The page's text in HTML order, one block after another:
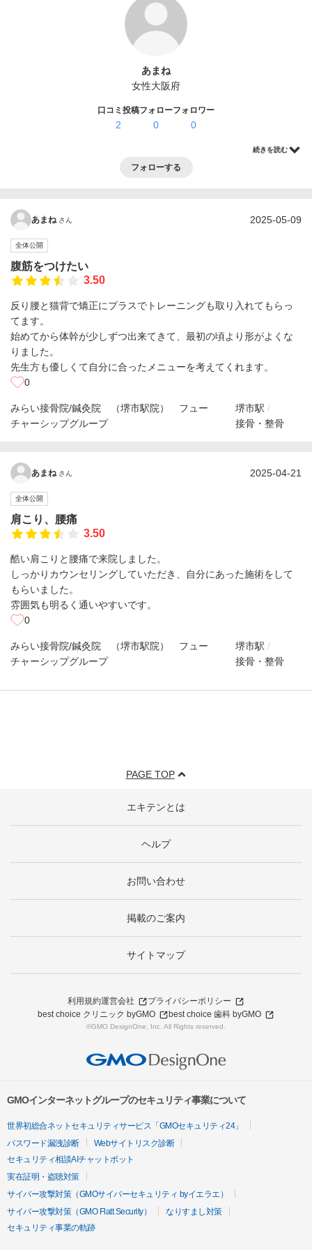
あまね
女性大阪府
口コミ投稿
2
フォロー
0
フォロワー
0
続きを読む
フォローする
あまね さん 2025-05-09
全体公開
腹筋をつけたい
3.50
反り腰と猫背で矯正にプラスでトレーニングも取り入れてもらっ
てます。
始めてから体幹が少しずつ出来てきて、最初の頃より形がよくな
りました。
先生方も優しくて自分に合ったメニューを考えてくれます。
0
みらい接骨院/鍼灸院 （堺市駅院） フュー
チャーシップグループ
堺市駅
接骨・整骨
あまね さん 2025-04-21
全体公開
肩こり、腰痛
3.50
酷い肩こりと腰痛で来院しました。
しっかりカウンセリングしていただき、自分にあった施術をして
もらいました。
雰囲気も明るく通いやすいです。
0
みらい接骨院/鍼灸院 （堺市駅院） フュー
チャーシップグループ
堺市駅
接骨・整骨
PAGE TOP
エキテンとは
ヘルプ
お問い合わせ
掲載のご案内
サイトマップ
利用規約運営会社
プライバシーポリシー
best choice クリニック byGMO
best choice 歯科 byGMO
©GMO DesignOne, Inc. All Rights reserved.
GMOインターネットグループのセキュリティ事業について
世界初総合ネットセキュリティサービス「GMOセキュリティ24」
パスワード漏洩診断
Webサイトリスク診断
セキュリティ相談AIチャットボット
実在証明・盗聴対策
サイバー攻撃対策（GMOサイバーセキュリティ byイエラエ）
サイバー攻撃対策（GMO Flatt Security）
なりすまし対策
セキュリティ事業の軌跡